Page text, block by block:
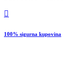
100% sigurna kupovina